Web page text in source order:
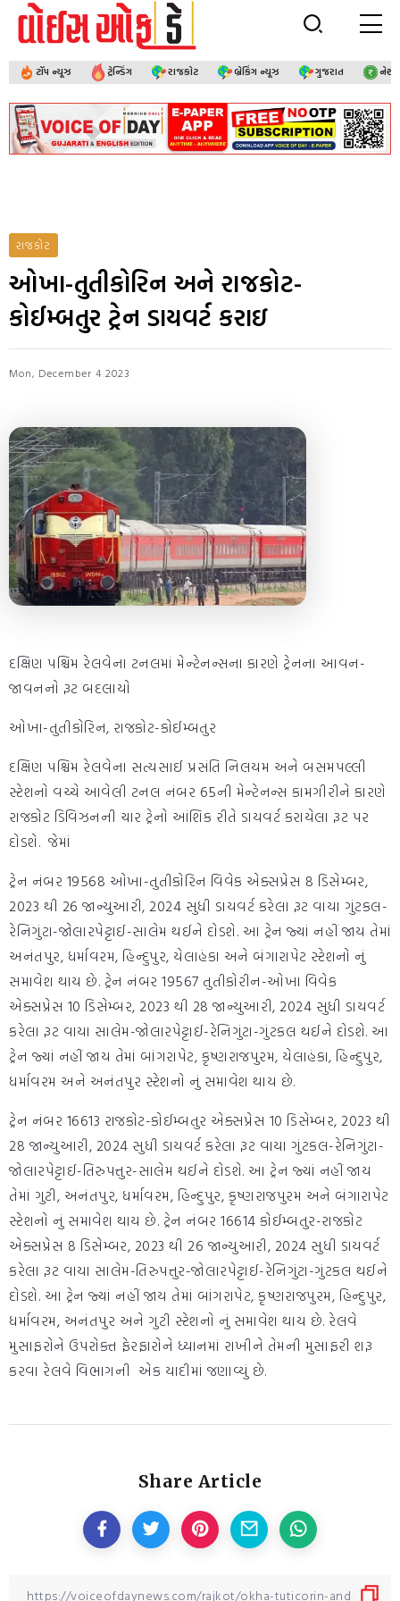
ટૉપ ન્યૂઝ ટ્રેન્ડિંગ રાજકોટ બ્રેકિંગ ન્યૂઝ ગુજરાત
રાજકોટ
ઓખા-તુતીકોરિન અને રાજકોટ-
કોઈમ્બતુર ટ્રેન ડાયવર્ટ કરાઇ
Mon, December 4 2023
દક્ષિણ પશ્ચિમ રેલવેના ટનલમાં મેન્ટેનન્સના કારણે ટ્રેનના આવન-
જાવનનો રૂટ બદલાયો
ઓખા-તુતીકોરિન, રાજકોટ-કોઈમ્બતુર
દક્ષિણ પશ્ચિમ રેલવેના સત્યસાઈ પ્રસંતિ નિલયમ અને બસમપલ્લી
સ્ટેશનો વચ્ચે આવેલી ટનલ નંબર 65ની મેન્ટેનન્સ કામગીરીને કારણે
રાજકોટ ડિવિઝનની ચાર ટ્રેનો આંશિક રીતે ડાયવર્ટ કરાયેલા રૂટ પર
દોડશે. જેમાં
ટ્રેન નંબર 19568 ઓખા-તુતીકોરિન વિવેક એક્સપ્રેસ 8 ડિસેમ્બર,
2023 થી 26 જાન્યુઆરી, 2024 સુધી ડાયવર્ટ કરેલા રૂટ વાયા ગુંટકલ-
રેનિગુંટા-જોલારપેટ્ટાઈ-સાલેમ થઈને દોડશે. આ ટ્રેન જ્યાં નહીં જાય તેમાં
અનંતપુર, ધર્માવરમ, હિન્દુપુર, યેલાહંકા અને બંગારાપેટ સ્ટેશનો નું
સમાવેશ થાય છે. ટ્રેન નંબર 19567 તુતીકોરીન-ઓખા વિવેક
એક્સપ્રેસ 10 ડિસેમ્બર, 2023 થી 28 જાન્યુઆરી, 2024 સુધી ડાયવર્ટ
કરેલા રૂટ વાયા સાલેમ-જોલારપેટ્ટાઈ-રેનિગુંટા-ગુંટકલ થઈને દોડશે. આ
ટ્રેન જ્યાં નહીં જાય તેમાં બાંગરાપેટ, કૃષ્ણરાજપુરમ, યેલાહંકા, હિન્દુપુર,
ધર્માવરમ અને અનંતપુર સ્ટેશનો નું સમાવેશ થાય છે.
ટ્રેન નંબર 16613 રાજકોટ-કોઈમ્બતુર એક્સપ્રેસ 10 ડિસેમ્બર, 2023 થી
28 જાન્યુઆરી, 2024 સુધી ડાયવર્ટ કરેલા રૂટ વાયા ગુંટકલ-રેનિગુંટા-
જોલારપેટ્ટાઈ-તિરુપત્તુર-સાલેમ થઈને દોડશે. આ ટ્રેન જ્યાં નહીં જાય
તેમાં ગુટી, અનંતપુર, ધર્માવરમ, હિન્દુપુર, કૃષ્ણરાજપુરમ અને બંગારાપેટ
સ્ટેશનો નું સમાવેશ થાય છે. ટ્રેન નંબર 16614 કોઈમ્બતુર-રાજકોટ
એક્સપ્રેસ 8 ડિસેમ્બર, 2023 થી 26 જાન્યુઆરી, 2024 સુધી ડાયવર્ટ
કરેલા રૂટ વાયા સાલેમ-તિરુપત્તુર-જોલારપેટ્ટાઈ-રેનિગુંટા-ગુંટકલ થઈને
દોડશે. આ ટ્રેન જ્યાં નહીં જાય તેમાં બાંગરાપેટ, કૃષ્ણરાજપુરમ, હિન્દુપુર,
ધર્માવરમ, અનંતપુર અને ગુટી સ્ટેશનો નું સમાવેશ થાય છે. રેલવે
મુસાફરોને ઉપરોક્ત ફેરફારોને ધ્યાનમાં રાખીને તેમની મુસાફરી શરૂ
કરવા રેલવે વિભાગની એક યાદીમાં જણાવ્યું છે.
Share Article